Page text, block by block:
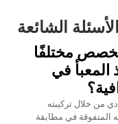
الأسئلة الشائعة
مختلفًا
المعبأ في
من خلال تركيبته
المتفوقة في مطابقة